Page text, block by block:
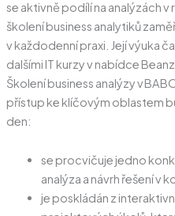
se aktivně podílí na analýzách
školení business analytiků
v každodenní praxi. Její výuka
dalšími IT kurzy v nabídce Beanz.
Školeníbusiness analýzyv
přístup ke klíčovým oblastem
den:
se procvičuje jedno
analýza a návrh řešení v
je poskládán z